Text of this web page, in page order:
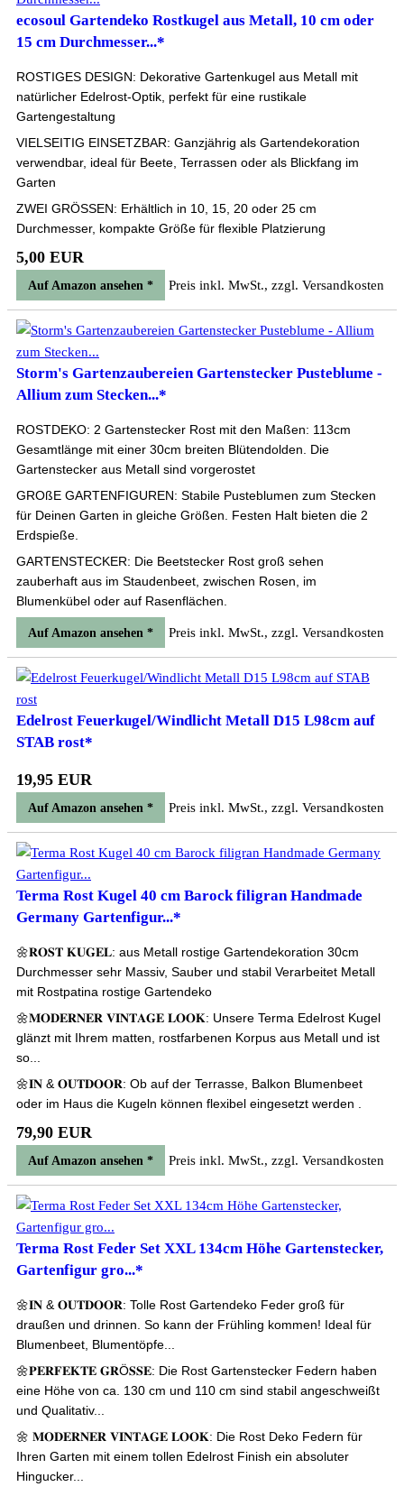
ecosoul Gartendeko Rostkugel aus Metall, 10 cm oder
15 cm Durchmesser...*
ROSTIGES DESIGN: Dekorative Gartenkugel aus Metall mit
natürlicher Edelrost-Optik, perfekt für eine rustikale
Gartengestaltung
VIELSEITIG EINSETZBAR: Ganzjährig als Gartendekoration
verwendbar, ideal für Beete, Terrassen oder als Blickfang im
Garten
ZWEI GRÖSSEN: Erhältlich in 10, 15, 20 oder 25 cm
Durchmesser, kompakte Größe für flexible Platzierung
5,00 EUR
Auf Amazon ansehen * Preis inkl. MwSt., zzgl. Versandkosten
Storm's Gartenzaubereien Gartenstecker Pusteblume -
Allium zum Stecken...*
ROSTDEKO: 2 Gartenstecker Rost mit den Maßen: 113cm
Gesamtlänge mit einer 30cm breiten Blütendolden. Die
Gartenstecker aus Metall sind vorgerostet
GROßE GARTENFIGUREN: Stabile Pusteblumen zum Stecken
für Deinen Garten in gleiche Größen. Festen Halt bieten die 2
Erdspieße.
GARTENSTECKER: Die Beetstecker Rost groß sehen
zauberhaft aus im Staudenbeet, zwischen Rosen, im
Blumenkübel oder auf Rasenflächen.
Auf Amazon ansehen * Preis inkl. MwSt., zzgl. Versandkosten
Edelrost Feuerkugel/Windlicht Metall D15 L98cm auf
STAB rost*
19,95 EUR
Auf Amazon ansehen * Preis inkl. MwSt., zzgl. Versandkosten
Terma Rost Kugel 40 cm Barock filigran Handmade
Germany Gartenfigur...*
🌼𝐑𝐎𝐒𝐓 𝐊𝐔𝐆𝐄𝐋: aus Metall rostige Gartendekoration 30cm
Durchmesser sehr Massiv, Sauber und stabil Verarbeitet Metall
mit Rostpatina rostige Gartendeko
🌼𝐌𝐎𝐃𝐄𝐑𝐍𝐄𝐑 𝐕𝐈𝐍𝐓𝐀𝐆𝐄 𝐋𝐎𝐎𝐊: Unsere Terma Edelrost Kugel
glänzt mit Ihrem matten, rostfarbenen Korpus aus Metall und ist
so...
🌼𝐈𝐍 & 𝐎𝐔𝐓𝐃𝐎𝐎𝐑: Ob auf der Terrasse, Balkon Blumenbeet
oder im Haus die Kugeln können flexibel eingesetzt werden .
79,90 EUR
Auf Amazon ansehen * Preis inkl. MwSt., zzgl. Versandkosten
Terma Rost Feder Set XXL 134cm Höhe Gartenstecker,
Gartenfigur gro...*
🌼𝐈𝐍 & 𝐎𝐔𝐓𝐃𝐎𝐎𝐑: Tolle Rost Gartendeko Feder groß für
draußen und drinnen. So kann der Frühling kommen! Ideal für
Blumenbeet, Blumentöpfe...
🌼𝐏𝐄𝐑𝐅𝐄𝐊𝐓𝐄 𝐆𝐑Ö𝐒𝐒𝐄: Die Rost Gartenstecker Federn haben
eine Höhe von ca. 130 cm und 110 cm sind stabil angeschweißt
und Qualitativ...
🌼 𝐌𝐎𝐃𝐄𝐑𝐍𝐄𝐑 𝐕𝐈𝐍𝐓𝐀𝐆𝐄 𝐋𝐎𝐎𝐊: Die Rost Deko Federn für
Ihren Garten mit einem tollen Edelrost Finish ein absoluter
Hingucker...